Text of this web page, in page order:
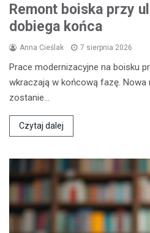
Remont boiska przy
dobiega końca
Anna Cieślak 7 sierpnia 2026
Prace modernizacyjne na boisku
wkraczają w końcową fazę.
zostanie…
Czytaj dalej